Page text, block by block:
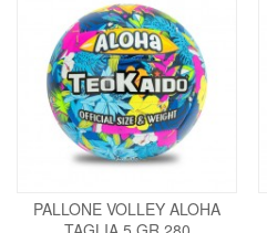
PALLONE VOLLEY ALOHA